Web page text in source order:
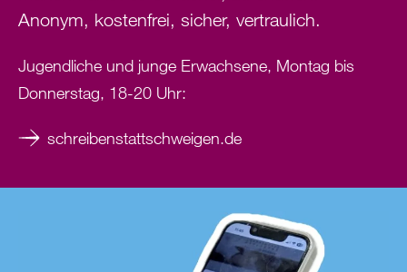
Anonym, kostenfrei, sicher, vertraulich.
Jugendliche und junge Erwachsene, Montag bis
Donnerstag, 18-20 Uhr:
schreibenstattschweigen.de